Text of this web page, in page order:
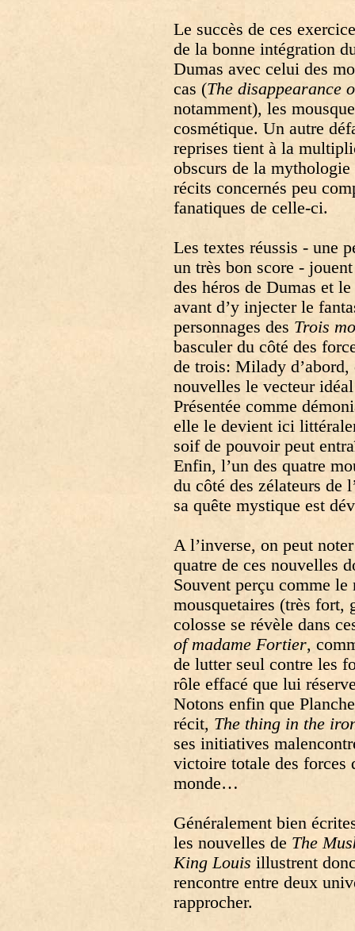
Le succès de ces
de la bonne intégration
Dumas avec celui des
cas (The disappearance
notamment), les
cosmétique. Un autre
reprises tient à la
obscurs de la
récits concernés peu
fanatiques de celle-ci.
Les textes réussis - une
un très bon score -
des héros de Dumas et
avant d’y injecter le
personnages des Trois
basculer du côté des
de trois: Milady
nouvelles le vecteur
Présentée comme
elle le devient ici
soif de pouvoir peut
Enfin, l’un des quatre
du côté des zélateurs de
sa quête mystique est
A l’inverse, on peut
quatre de ces nouvelles
Souvent perçu comme le
mousquetaires (très fort,
colosse se révèle dans
of madame Fortier,
de lutter seul contre les
rôle effacé que lui
Notons enfin que
récit, The thing in the
ses initiatives
victoire totale des forces
monde…
Généralement bien
les nouvelles de The
King Louis illustrent
rencontre entre deux
rapprocher.